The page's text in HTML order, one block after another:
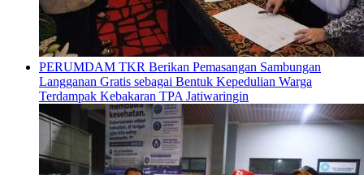
PERUMDAM TKR Berikan Pemasangan Sambungan
Langganan Gratis sebagai Bentuk Kepedulian Warga
Terdampak Kebakaran TPA Jatiwaringin